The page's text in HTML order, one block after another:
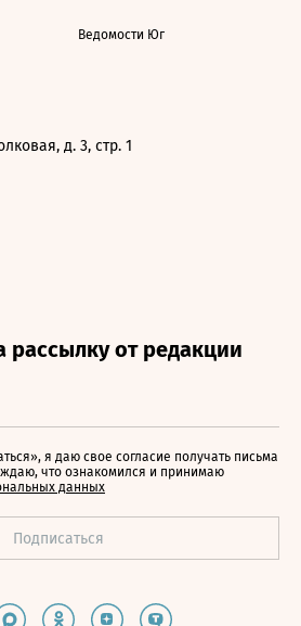
Ведомости Юг
д. 3, стр. 1
я даю свое согласие получать письма
что ознакомился и принимаю
данных